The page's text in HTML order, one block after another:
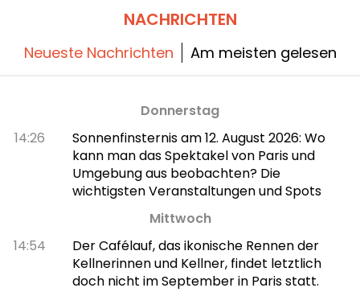
NACHRICHTEN
Neueste Nachrichten Am meisten gelesen
Donnerstag
14:26
Sonnenfinsternis am 12. August 2026: Wo
kann man das Spektakel von Paris und
Umgebung aus beobachten? Die
wichtigsten Veranstaltungen und Spots
Mittwoch
14:54
Der Cafélauf, das ikonische Rennen der
Kellnerinnen und Kellner, findet letztlich
doch nicht im September in Paris statt.